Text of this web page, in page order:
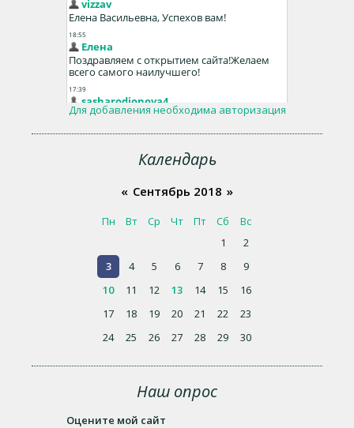
Для добавления необходима авторизация
Календарь
« Сентябрь 2018 »
Пн Вт Ср Чт Пт Сб
Вс
1
2
3
4 5 6 7 8
9
10
11 12 13 14 15
16
17
18 19 20 21 22
23
24
25 26 27 28 29 30
Наш опрос
Оцените мой сайт